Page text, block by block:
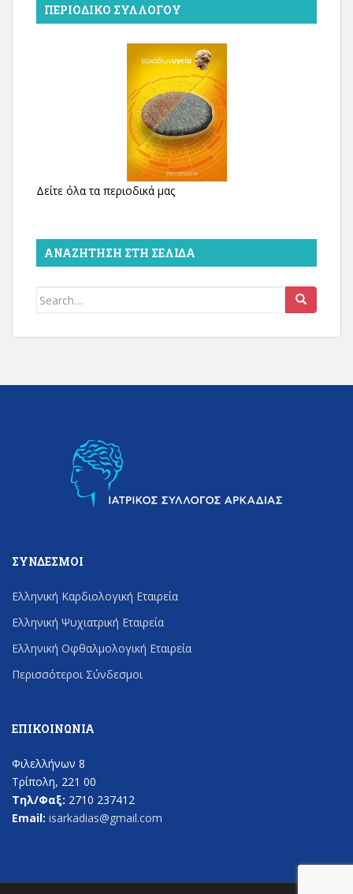
ΠΕΡΙΟΔΙΚΌ ΣΥΛΛΌΓΟΥ
Δείτε όλα τα περιοδικά μας
ΑΝΑΖΉΤΗΣΗ ΣΤΗ ΣΕΛΊΔΑ
Search
ΣΎΝΔΕΣΜΟΙ
Ελληνική Καρδιολογική Εταιρεία
Ελληνική Ψυχιατρική Εταιρεία
Ελληνική Οφθαλμολογική Εταιρεία
Περισσότεροι Σύνδεσμοι
ΕΠΙΚΟΙΝΩΝΊΑ
Φιλελλήνων 8
Τρίπολη, 221 00
Τηλ/Φαξ: 2710 237412
Email: isarkadias@gmail.com